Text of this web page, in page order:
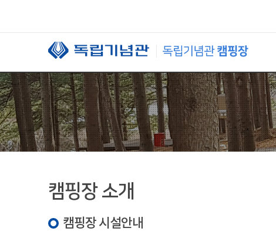
캠핑장 소개
캠핑장 시설안내